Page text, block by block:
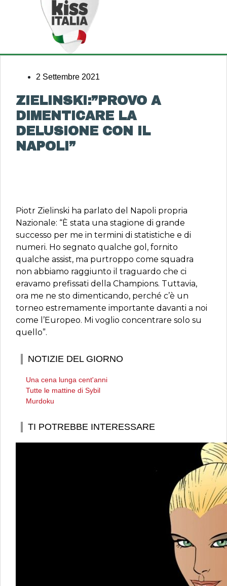
2 Settembre 2021
ZIELINSKI:”PROVO A
DIMENTICARE LA
DELUSIONE CON IL
NAPOLI”
Piotr Zielinski ha parlato del Napoli propria
Nazionale: “È stata una stagione di grande
successo per me in termini di statistiche e di
numeri. Ho segnato qualche gol, fornito
qualche assist, ma purtroppo come squadra
non abbiamo raggiunto il traguardo che ci
eravamo prefissati della Champions. Tuttavia,
ora me ne sto dimenticando, perché c’è un
torneo estremamente importante davanti a noi
come l’Europeo. Mi voglio concentrare solo su
quello”.
NOTIZIE DEL GIORNO
Una cena lunga cent'anni
Tutte le mattine di Sybil
Murdoku
TI POTREBBE INTERESSARE